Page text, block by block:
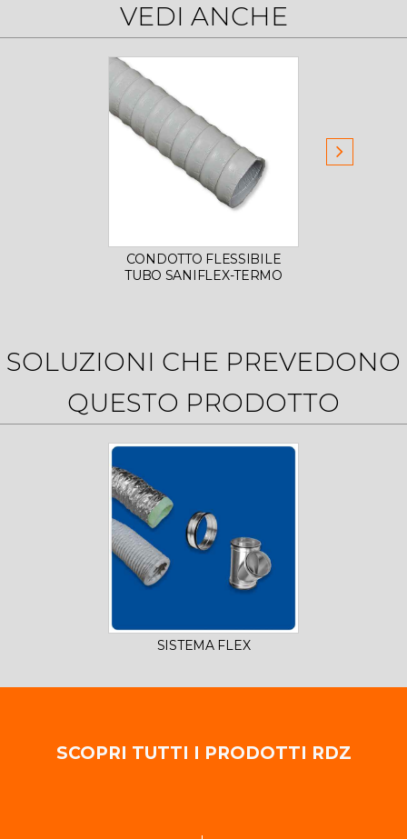
VEDI ANCHE
CONDOTTO FLESSIBILE
TUBO SANIFLEX-TERMO
SOLUZIONI CHE PREVEDONO
QUESTO PRODOTTO
SISTEMA FLEX
SCOPRI TUTTI I PRODOTTI RDZ